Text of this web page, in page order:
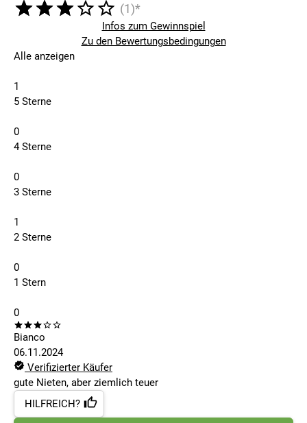
(1)*
Infos zum Gewinnspiel
Zu den Bewertungsbedingungen
Alle anzeigen
1
5 Sterne
0
4 Sterne
0
3 Sterne
1
2 Sterne
0
1 Stern
0
Bianco
06.11.2024
Verifizierter Käufer
gute Nieten, aber ziemlich teuer
HILFREICH?